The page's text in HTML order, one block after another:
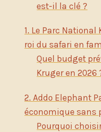
est-il la clé ?
1. Le Parc National
roi du safari en
Quel budget
Kruger en 2026
2. Addo Elephant
économique sans
Pourquoi